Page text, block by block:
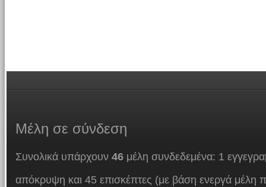
Μέλη σε σύνδεση
Συνολικά υπάρχουν 46μέλη συνδεδεμένα: 1
απόκρυψη και 45 επισκέπτες (με βάση ενεργά μέλη